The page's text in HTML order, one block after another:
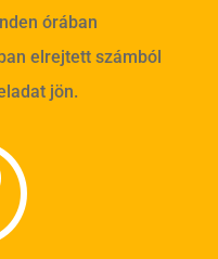
órában
elrejtett számból
jön.